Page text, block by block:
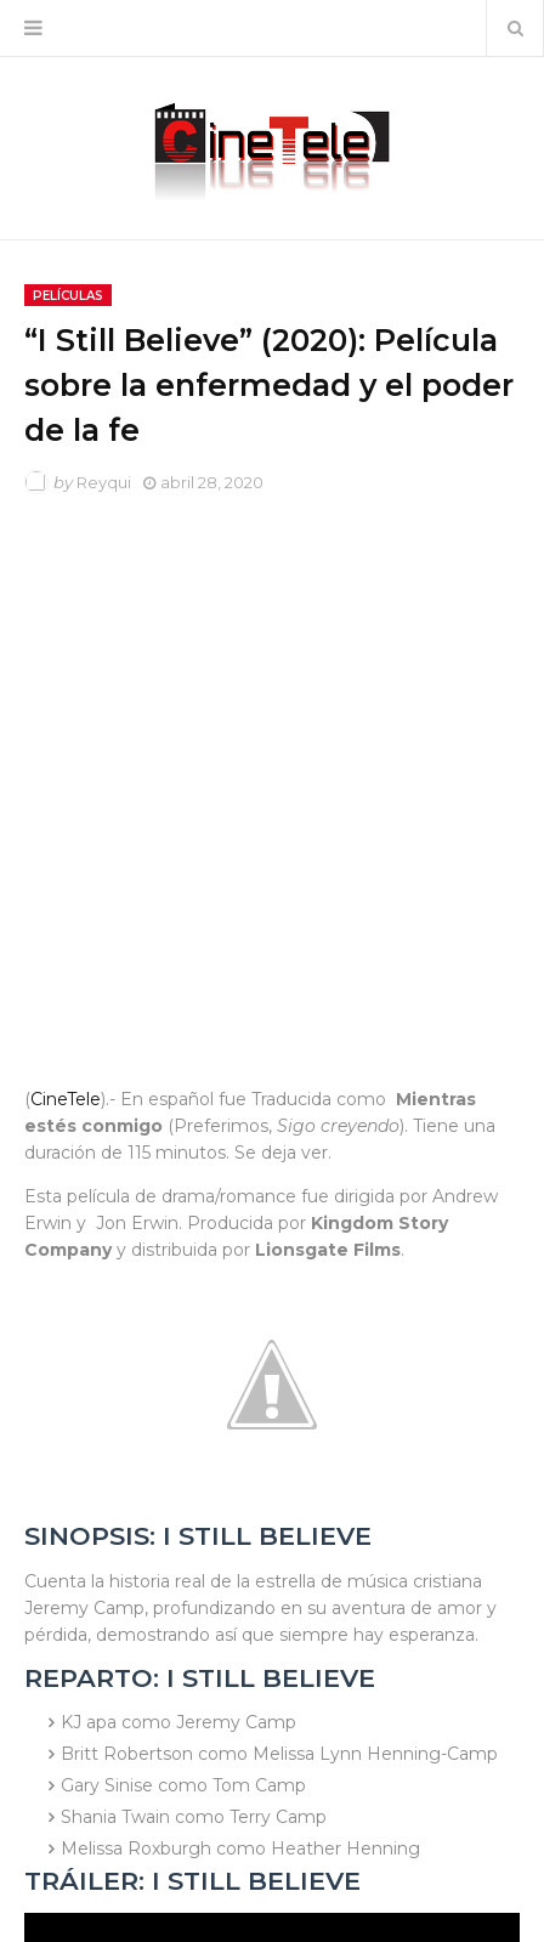
PELÍCULAS
“I Still Believe” (2020): Película
sobre la enfermedad y el poder
de la fe
by Reyqui abril 28, 2020
(CineTele).- En español fue Traducida como Mientras
estés conmigo (Preferimos, Sigo creyendo). Tiene una
duración de 115 minutos. Se deja ver.
Esta película de drama/romance fue dirigida por Andrew
Erwin y Jon Erwin. Producida por Kingdom Story
Companyy distribuida por Lionsgate Films.
SINOPSIS: I STILL BELIEVE
Cuenta la historia real de la estrella de música cristiana
Jeremy Camp, profundizando en su aventura de amor y
pérdida, demostrando así que siempre hay esperanza.
REPARTO: I STILL BELIEVE
KJ apa como Jeremy Camp
Britt Robertson como Melissa Lynn Henning-Camp
Gary Sinise como Tom Camp
Shania Twain como Terry Camp
Melissa Roxburgh como Heather Henning
TRÁILER: I STILL BELIEVE